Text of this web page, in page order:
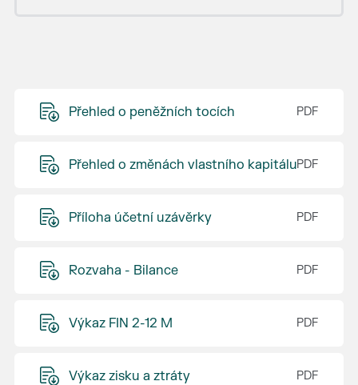
Přehled o peněžních tocích
Přehled o změnách vlastního kapitálu
Příloha účetní uzávěrky
Rozvaha - Bilance
Výkaz FIN 2-12 M
Výkaz zisku a ztráty